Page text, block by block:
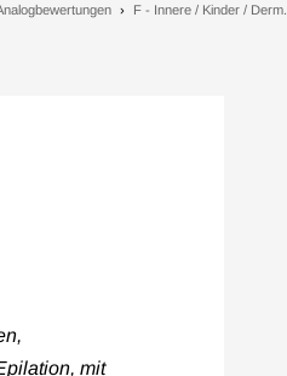
F - Innere / Kinder / Derm.
mit